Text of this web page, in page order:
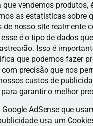
que vendemos produtos,
as estatísticas sobre
de nosso site realmente
é o tipo de dados
Isso é
que podemos fazer
com precisão que nos
custos de
garantir o melhor
Google AdSense que
usa um